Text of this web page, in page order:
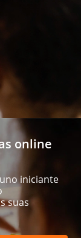
online
iniciante
suas